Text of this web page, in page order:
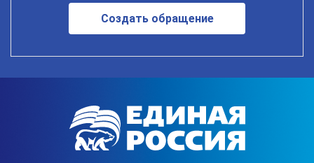
Создать обращение